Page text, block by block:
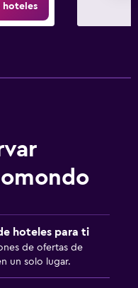
hoteles
hoteles para ti
de ofertas de
un solo lugar.